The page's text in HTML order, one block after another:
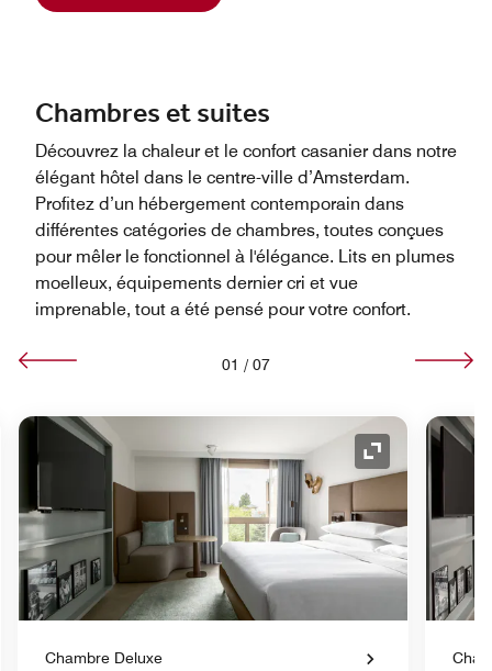
Chambres et suites
Découvrez la chaleur et le confort casanier dans notre
élégant hôtel dans le centre-ville d’Amsterdam.
Profitez d’un hébergement contemporain dans
différentes catégories de chambres, toutes conçues
pour mêler le fonctionnel à l'élégance. Lits en plumes
moelleux, équipements dernier cri et vue
imprenable, tout a été pensé pour votre confort.
01 / 07
de développement Icône de
Chambre Deluxe